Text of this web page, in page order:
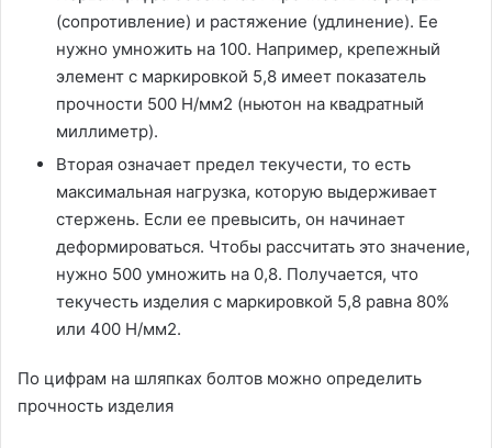
(сопротивление) и растяжение (удлинение). Ее
нужно умножить на 100. Например, крепежный
элемент с маркировкой 5,8 имеет показатель
прочности 500 Н/мм2 (ньютон на квадратный
миллиметр).
Вторая означает предел текучести, то есть
максимальная нагрузка, которую выдерживает
стержень. Если ее превысить, он начинает
деформироваться. Чтобы рассчитать это значение,
нужно 500 умножить на 0,8. Получается, что
текучесть изделия с маркировкой 5,8 равна 80%
или 400 Н/мм2.
По цифрам на шляпках болтов можно определить
прочность изделия